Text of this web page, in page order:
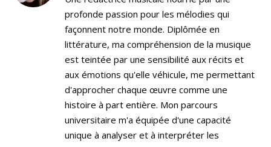
profonde passion pour les mélodies qui
façonnent notre monde. Diplômée en
littérature, ma compréhension de la musique
est teintée par une sensibilité aux récits et
aux émotions qu'elle véhicule, me permettant
d'approcher chaque œuvre comme une
histoire à part entière. Mon parcours
universitaire m'a équipée d'une capacité
unique à analyser et à interpréter les